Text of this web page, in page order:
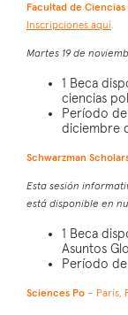
Facultad de
Inscripciones aquí.
Martes 19 de
1 Beca
ciencias
Período
diciembre
Schwarzman
Esta sesión
está disponible en
1 Beca
Asuntos
Período
Sciences Po – París,